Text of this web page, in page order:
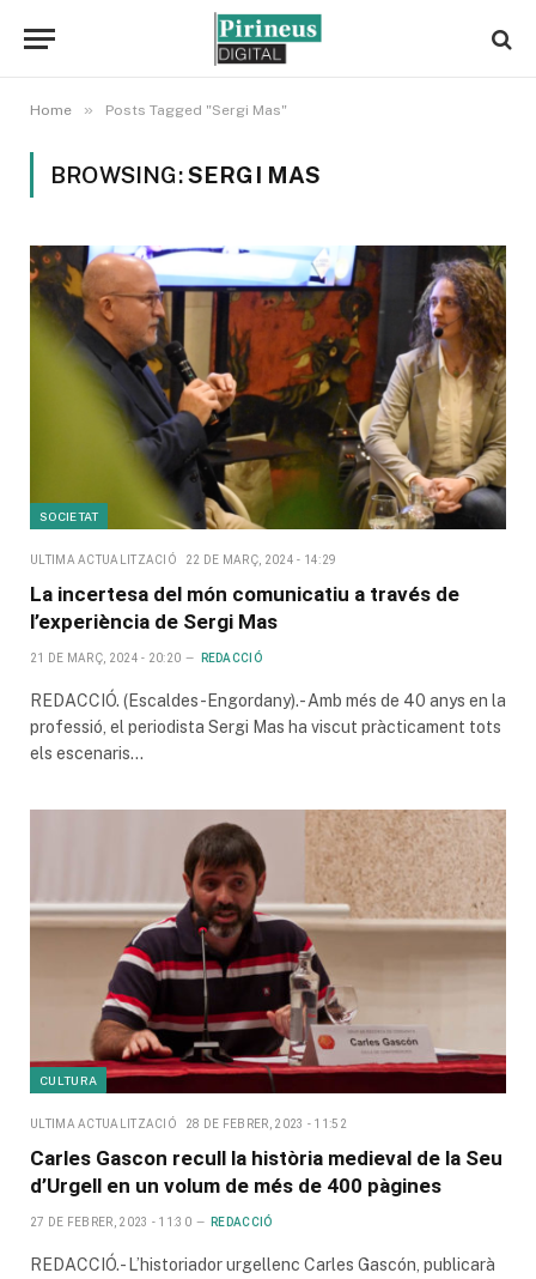
Home » Posts Tagged "Sergi Mas"
BROWSING:SERGI MAS
SOCIETAT
ULTIMA ACTUALITZACIÓ 22 DE MARÇ, 2024 - 14:29
La incertesa del món comunicatiu a través de
l’experiència de Sergi Mas
21 DE MARÇ, 2024 - 20:20 REDACCIÓ
REDACCIÓ. (Escaldes-Engordany).- Amb més de 40 anys en la
professió, el periodista Sergi Mas ha viscut pràcticament tots
els escenaris…
CULTURA
ULTIMA ACTUALITZACIÓ 28 DE FEBRER, 2023 - 11:52
Carles Gascon recull la història medieval de la Seu
d’Urgell en un volum de més de 400 pàgines
27 DE FEBRER, 2023 - 11:30 REDACCIÓ
REDACCIÓ.- L’historiador urgellenc Carles Gascón, publicarà